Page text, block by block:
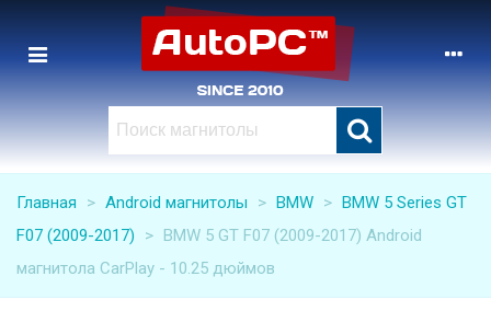
Главная > Android магнитолы > BMW > BMW 5 Series GT
F07 (2009-2017)
> BMW 5 GT F07 (2009-2017) Android
магнитола CarPlay - 10.25 дюймов